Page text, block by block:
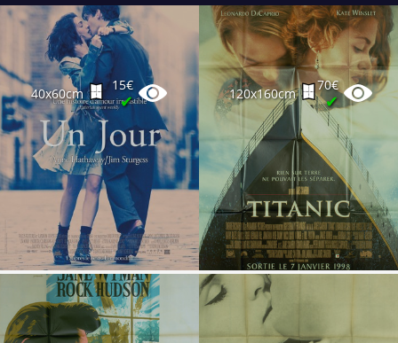
FAQ
Communauté
Collectionneur
Vendu
Thématiques
Partenaires
Vendre
40x60cm
15€
✔ 120x160cm
70€
✔